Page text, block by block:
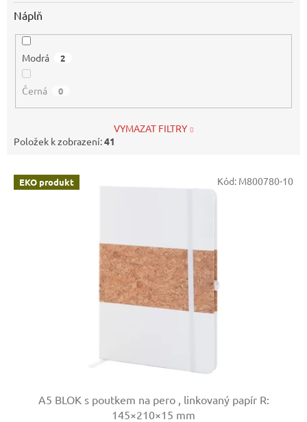
Náplň
Modrá 2
Černá 0
VYMAZAT FILTRY
Položek k zobrazení:41
V EKO produkt
A5 BLOK s poutkem na pero , linkovaný papír R:
145×210×15 mm
Kód: M800780-10